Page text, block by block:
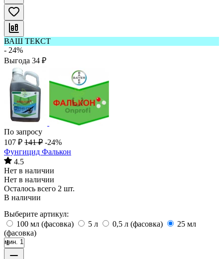
ВАШ ТЕКСТ
- 24%
Выгода 34 ₽
По запросу
107 ₽ 141 ₽ -24%
Фунгицид Фалькон
4.5
Нет в наличии
Нет в наличии
Осталось всего 2 шт.
В наличии
Выберите артикул:
100 мл (фасовка)
5 л 0,5 л (фасовка)
25 мл
(фасовка)
мин. 1